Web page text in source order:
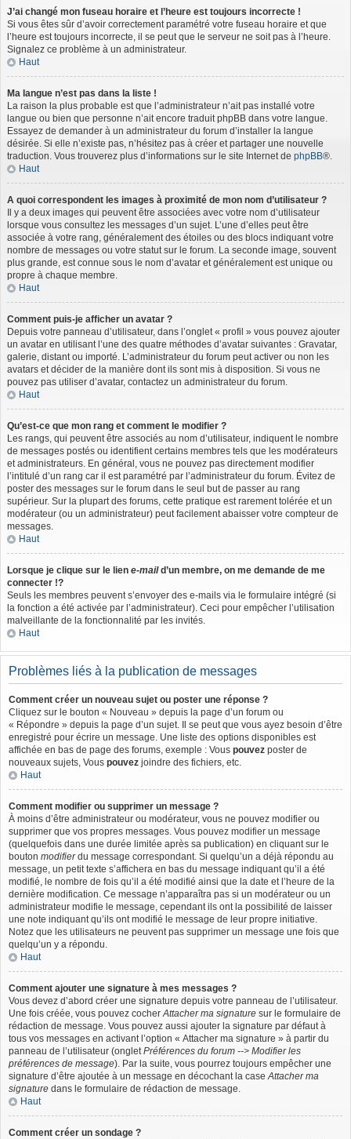
J’ai changé mon fuseau horaire et l’heure est toujours incorrecte !
Si vous êtes sûr d’avoir correctement paramétré votre fuseau horaire et que
l’heure est toujours incorrecte, il se peut que le serveur ne soit pas à l’heure.
Signalez ce problème à un administrateur.
Haut
Ma langue n’est pas dans la liste !
La raison la plus probable est que l’administrateur n’ait pas installé votre
langue ou bien que personne n’ait encore traduit phpBB dans votre langue.
Essayez de demander à un administrateur du forum d’installer la langue
désirée. Si elle n’existe pas, n’hésitez pas à créer et partager une nouvelle
traduction. Vous trouverez plus d’informations sur le site Internet de phpBB®.
Haut
A quoi correspondent les images à proximité de mon nom d’utilisateur ?
Il y a deux images qui peuvent être associées avec votre nom d’utilisateur
lorsque vous consultez les messages d’un sujet. L’une d’elles peut être
associée à votre rang, généralement des étoiles ou des blocs indiquant votre
nombre de messages ou votre statut sur le forum. La seconde image, souvent
plus grande, est connue sous le nom d’avatar et généralement est unique ou
propre à chaque membre.
Haut
Comment puis-je afficher un avatar ?
Depuis votre panneau d’utilisateur, dans l’onglet « profil » vous pouvez ajouter
un avatar en utilisant l’une des quatre méthodes d’avatar suivantes : Gravatar,
galerie, distant ou importé. L’administrateur du forum peut activer ou non les
avatars et décider de la manière dont ils sont mis à disposition. Si vous ne
pouvez pas utiliser d’avatar, contactez un administrateur du forum.
Haut
Qu’est-ce que mon rang et comment le modifier ?
Les rangs, qui peuvent être associés au nom d’utilisateur, indiquent le nombre
de messages postés ou identifient certains membres tels que les modérateurs
et administrateurs. En général, vous ne pouvez pas directement modifier
l’intitulé d’un rang car il est paramétré par l’administrateur du forum. Évitez de
poster des messages sur le forum dans le seul but de passer au rang
supérieur. Sur la plupart des forums, cette pratique est rarement tolérée et un
modérateur (ou un administrateur) peut facilement abaisser votre compteur de
messages.
Haut
Lorsque je clique sur le lien e-maild’un membre, on me demande de me
connecter !?
Seuls les membres peuvent s’envoyer des e-mails via le formulaire intégré (si
la fonction a été activée par l’administrateur). Ceci pour empêcher l’utilisation
malveillante de la fonctionnalité par les invités.
Haut
Problèmes liés à la publication de messages
Comment créer un nouveau sujet ou poster une réponse ?
Cliquez sur le bouton « Nouveau » depuis la page d’un forum ou
« Répondre » depuis la page d’un sujet. Il se peut que vous ayez besoin d’être
enregistré pour écrire un message. Une liste des options disponibles est
affichée en bas de page des forums, exemple : Vous pouvez poster de
nouveaux sujets, Vous pouvez joindre des fichiers, etc.
Haut
Comment modifier ou supprimer un message ?
À moins d’être administrateur ou modérateur, vous ne pouvez modifier ou
supprimer que vos propres messages. Vous pouvez modifier un message
(quelquefois dans une durée limitée après sa publication) en cliquant sur le
bouton modifierdu message correspondant. Si quelqu’un a déjà répondu au
message, un petit texte s’affichera en bas du message indiquant qu’il a été
modifié, le nombre de fois qu’il a été modifié ainsi que la date et l’heure de la
dernière modification. Ce message n’apparaîtra pas si un modérateur ou un
administrateur modifie le message, cependant ils ont la possibilité de laisser
une note indiquant qu’ils ont modifié le message de leur propre initiative.
Notez que les utilisateurs ne peuvent pas supprimer un message une fois que
quelqu’un y a répondu.
Haut
Comment ajouter une signature à mes messages ?
Vous devez d’abord créer une signature depuis votre panneau de l’utilisateur.
Une fois créée, vous pouvez cocherAttacher ma signature sur le formulaire de
rédaction de message. Vous pouvez aussi ajouter la signature par défaut à
tous vos messages en activant l’option « Attacher ma signature » à partir du
panneau de l’utilisateur (ongletPréférences du forum --> Modifier les
préférences de message). Par la suite, vous pourrez toujours empêcher une
signature d’être ajoutée à un message en décochant la caseAttacher ma
signature dans le formulaire de rédaction de message.
Haut
Comment créer un sondage ?